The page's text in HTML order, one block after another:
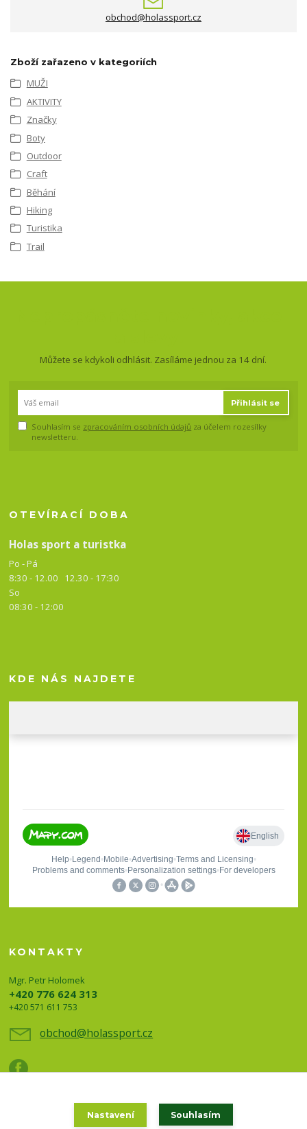
obchod@holassport.cz
Zboží zařazeno v kategoriích
MUŽI
AKTIVITY
Značky
Boty
Outdoor
Craft
Běhání
Hiking
Turistika
Trail
Můžete se kdykoli odhlásit. Zasíláme jednou za 14 dní.
Přihlásit se
Souhlasím se zpracováním osobních údajů za účelem rozesílky
newsletteru.
OTEVÍRACÍ DOBA
Holas sport a turistka
Po - Pá
8:30 - 12.00 12.30 - 17:30
So
08:30 - 12:00
KDE NÁS NAJDETE
KONTAKTY
Mgr. Petr Holomek
+420 776 624 313
+420 571 611 753
obchod@holassport.cz
Nastavení Souhlasím